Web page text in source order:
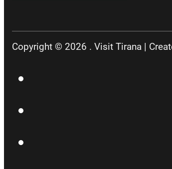
Copyright © 2026 . Visit Tirana |